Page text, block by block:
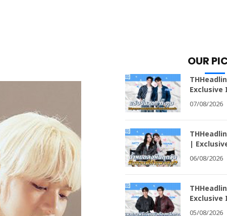
OUR
07/08/2026
|
06/08/2026
05/08/2026